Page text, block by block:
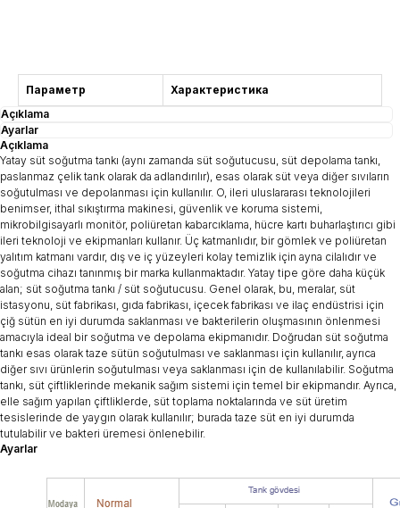
Параметр
Характеристика
Açıklama
Ayarlar
Açıklama
Yatay süt soğutma tankı (aynı zamanda süt soğutucusu, süt depolama tankı,
paslanmaz çelik tank olarak da adlandırılır), esas olarak süt veya diğer sıvıların
soğutulması ve depolanması için kullanılır. O, ileri uluslararası teknolojileri
benimser, ithal sıkıştırma makinesi, güvenlik ve koruma sistemi,
mikrobilgisayarlı monitör, poliüretan kabarcıklama, hücre kartı buharlaştırıcı gibi
ileri teknoloji ve ekipmanları kullanır. Üç katmanlıdır, bir gömlek ve poliüretan
yalıtım katmanı vardır, dış ve iç yüzeyleri kolay temizlik için ayna cilalıdır ve
soğutma cihazı tanınmış bir marka kullanmaktadır. Yatay tipe göre daha küçük
alan; süt soğutma tankı / süt soğutucusu. Genel olarak, bu, meralar, süt
istasyonu, süt fabrikası, gıda fabrikası, içecek fabrikası ve ilaç endüstrisi için
çiğ sütün en iyi durumda saklanması ve bakterilerin oluşmasının önlenmesi
amacıyla ideal bir soğutma ve depolama ekipmanıdır. Doğrudan süt soğutma
tankı esas olarak taze sütün soğutulması ve saklanması için kullanılır, ayrıca
diğer sıvı ürünlerin soğutulması veya saklanması için de kullanılabilir. Soğutma
tankı, süt çiftliklerinde mekanik sağım sistemi için temel bir ekipmandır. Ayrıca,
elle sağım yapılan çiftliklerde, süt toplama noktalarında ve süt üretim
tesislerinde de yaygın olarak kullanılır; burada taze süt en iyi durumda
tutulabilir ve bakteri üremesi önlenebilir.
Ayarlar